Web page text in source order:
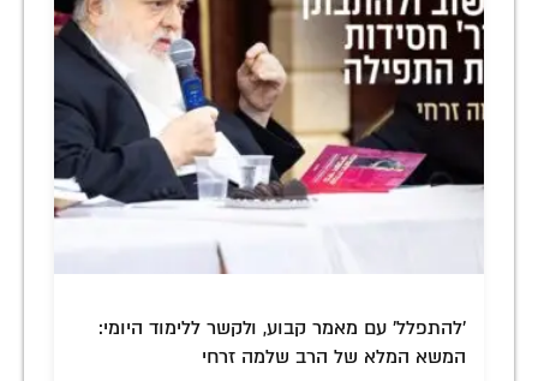
'להתפלל' עם מאמר קבוע, ולקשר ללימוד היומי:
המשא המלא של הרב שלמה זרחי